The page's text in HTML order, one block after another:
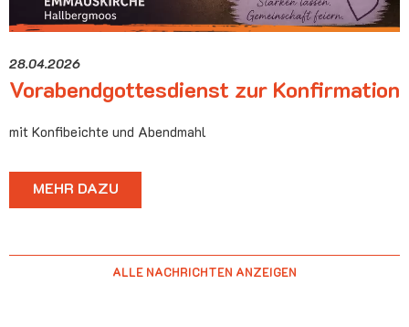
28.04.2026
Vorabendgottesdienst zur Konfirmation
mit Konfibeichte und Abendmahl
MEHR DAZU
ALLE NACHRICHTEN ANZEIGEN